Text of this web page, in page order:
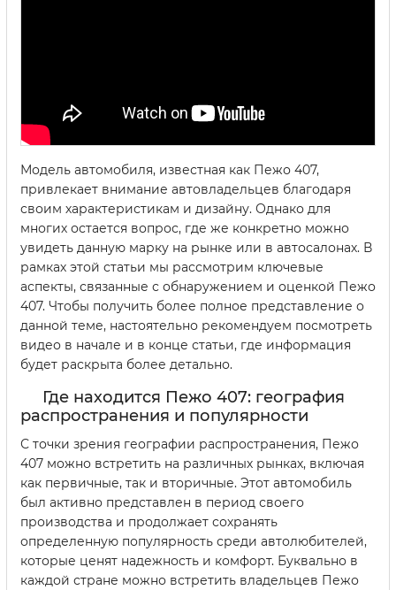
Модель автомобиля, известная как Пежо 407,
привлекает внимание автовладельцев благодаря
своим характеристикам и дизайну. Однако для
многих остается вопрос, где же конкретно можно
увидеть данную марку на рынке или в автосалонах. В
рамках этой статьи мы рассмотрим ключевые
аспекты, связанные с обнаружением и оценкой Пежо
407. Чтобы получить более полное представление о
данной теме, настоятельно рекомендуем посмотреть
видео в начале и в конце статьи, где информация
будет раскрыта более детально.
Где находится Пежо 407: география
распространения и популярности
С точки зрения географии распространения, Пежо
407 можно встретить на различных рынках, включая
как первичные, так и вторичные. Этот автомобиль
был активно представлен в период своего
производства и продолжает сохранять
определенную популярность среди автолюбителей,
которые ценят надежность и комфорт. Буквально в
каждой стране можно встретить владельцев Пежо